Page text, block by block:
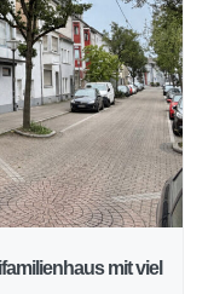
mit viel